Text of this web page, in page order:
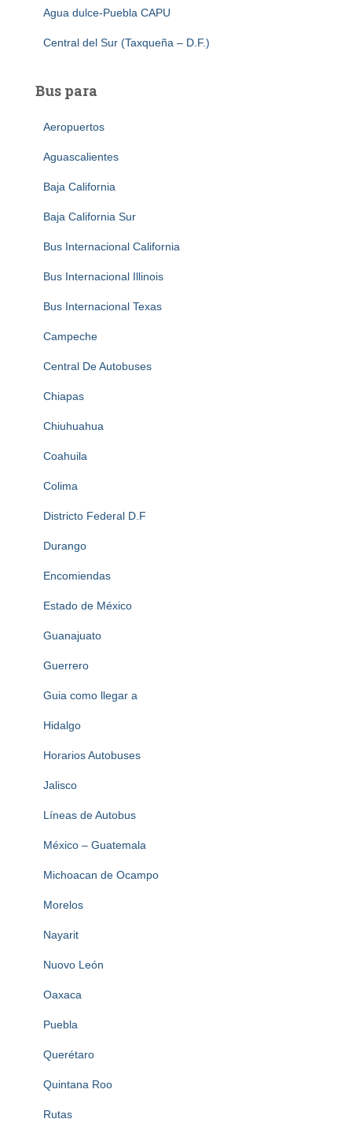
Agua dulce-Puebla CAPU
Central del Sur (Taxqueña – D.F.)
Bus para
Aeropuertos
Aguascalientes
Baja California
Baja California Sur
Bus Internacional California
Bus Internacional Illinois
Bus Internacional Texas
Campeche
Central De Autobuses
Chiapas
Chiuhuahua
Coahuila
Colima
Districto Federal D.F
Durango
Encomiendas
Estado de México
Guanajuato
Guerrero
Guia como llegar a
Hidalgo
Horarios Autobuses
Jalisco
Líneas de Autobus
México – Guatemala
Michoacan de Ocampo
Morelos
Nayarit
Nuovo León
Oaxaca
Puebla
Querétaro
Quintana Roo
Rutas